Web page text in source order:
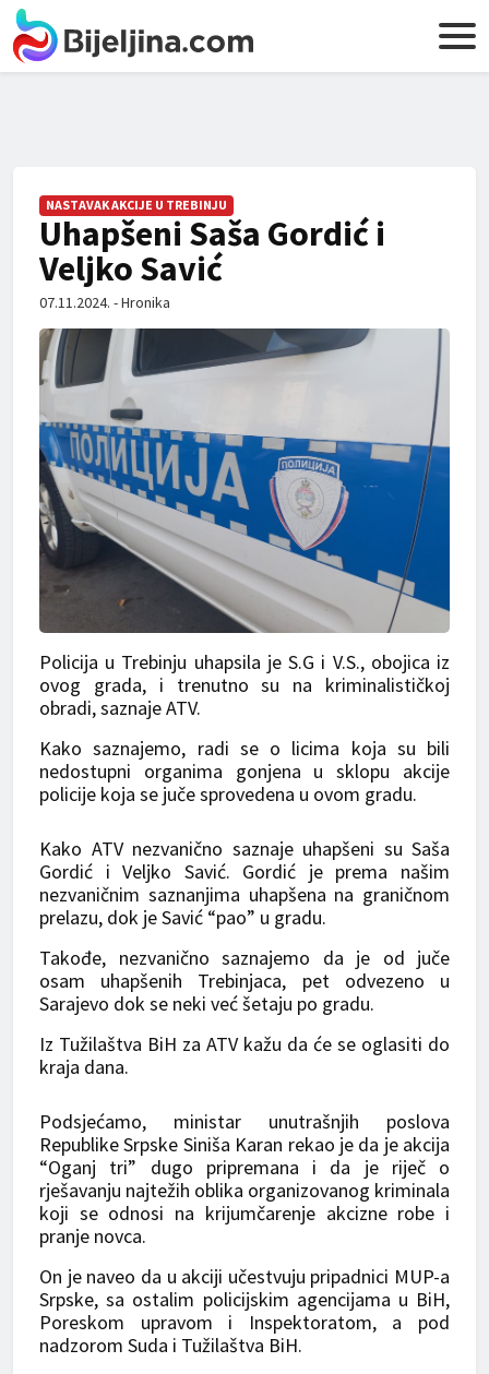
NASTAVAK AKCIJE U TREBINJU
Uhapšeni Saša Gordić i
Veljko Savić
07.11.2024. - Hronika
Policija u Trebinju uhapsila je S.G i V.S., obojica iz
ovog grada, i trenutno su na kriminalističkoj
obradi, saznaje ATV.
Kako saznajemo, radi se o licima koja su bili
nedostupni organima gonjena u sklopu akcije
policije koja se juče sprovedena u ovom gradu.
Kako ATV nezvanično saznaje uhapšeni su Saša
Gordić i Veljko Savić. Gordić je prema našim
nezvaničnim saznanjima uhapšena na graničnom
prelazu, dok je Savić “pao” u gradu.
Takođe, nezvanično saznajemo da je od juče
osam uhapšenih Trebinjaca, pet odvezeno u
Sarajevo dok se neki već šetaju po gradu.
Iz Tužilaštva BiH za ATV kažu da će se oglasiti do
kraja dana.
Podsjećamo, ministar unutrašnjih poslova
Republike Srpske Siniša Karan rekao je da je akcija
“Oganj tri” dugo pripremana i da je riječ o
rješavanju najtežih oblika organizovanog kriminala
koji se odnosi na krijumčarenje akcizne robe i
pranje novca.
On je naveo da u akciji učestvuju pripadnici MUP-a
Srpske, sa ostalim policijskim agencijama u BiH,
Poreskom upravom i Inspektoratom, a pod
nadzorom Suda i Tužilaštva BiH.